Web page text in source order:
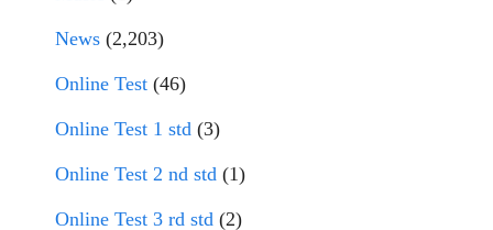
News (2,203)
Online Test (46)
Online Test 1 std (3)
Online Test 2 nd std (1)
Online Test 3 rd std (2)